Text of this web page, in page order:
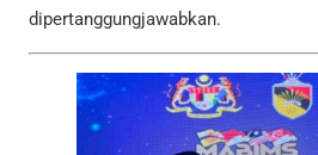
dipertanggungjawabkan.